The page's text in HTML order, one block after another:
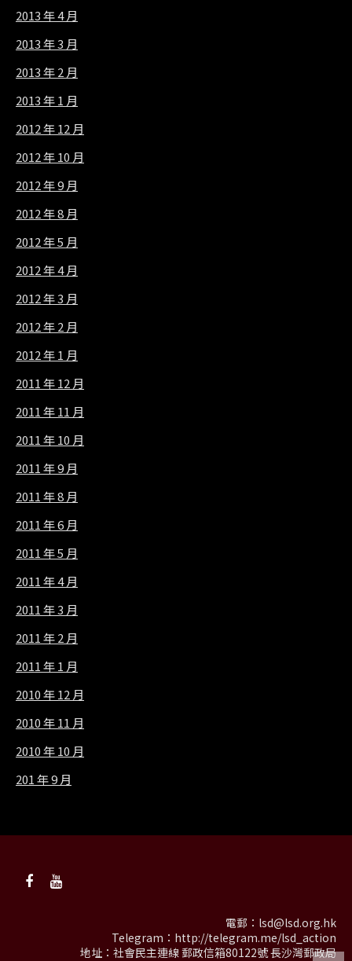
2013 年 4 月
2013 年 3 月
2013 年 2 月
2013 年 1 月
2012 年 12 月
2012 年 10 月
2012 年 9 月
2012 年 8 月
2012 年 5 月
2012 年 4 月
2012 年 3 月
2012 年 2 月
2012 年 1 月
2011 年 12 月
2011 年 11 月
2011 年 10 月
2011 年 9 月
2011 年 8 月
2011 年 6 月
2011 年 5 月
2011 年 4 月
2011 年 3 月
2011 年 2 月
2011 年 1 月
2010 年 12 月
2010 年 11 月
2010 年 10 月
201 年 9 月
電郵： lsd@lsd.org.hk
Telegram： http://telegram.me/lsd_action
地址：社會民主連線 郵政信箱80122號 長沙灣郵政局